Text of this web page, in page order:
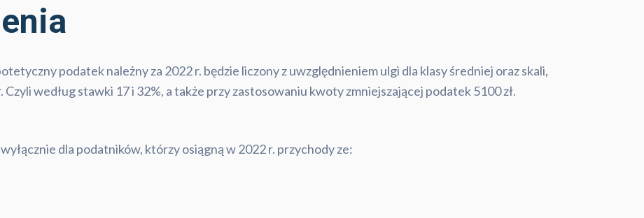
podatek należny za 2022 r. będzie liczony z uwzględnieniem ulgi dla klasy średniej oraz skali,
według stawki 17 i 32%, a także przy zastosowaniu kwoty zmniejszającej podatek 5100 zł.
dla podatników, którzy osiągną w 2022 r. przychody ze: